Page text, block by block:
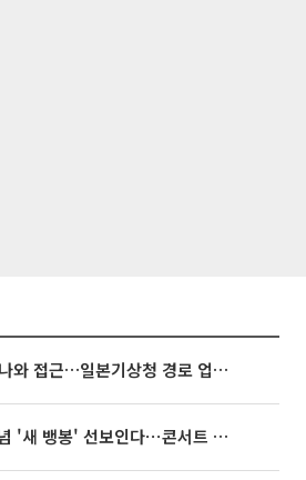
태풍 '돌핀' 오키나와 접근…일본기상청 경로 업데이트
빅뱅, 20주년 기념 '새 뱅봉' 선보인다⋯콘서트 앞두고 팝업 개최